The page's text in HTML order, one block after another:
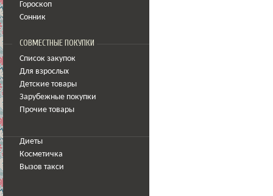
Гороскоп
Сонник
СОВМЕСТНЫЕ ПОКУПКИ
Список закупок
Для взрослых
Детские товары
Зарубежные покупки
Прочие товары
Диеты
Косметичка
Вызов такси